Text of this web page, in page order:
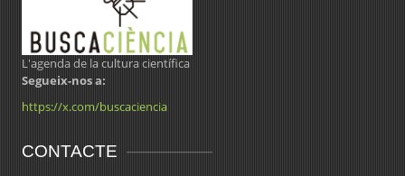
L'agenda de la cultura científica
Segueix-nos a:
https://x.com/buscaciencia
CONTACTE